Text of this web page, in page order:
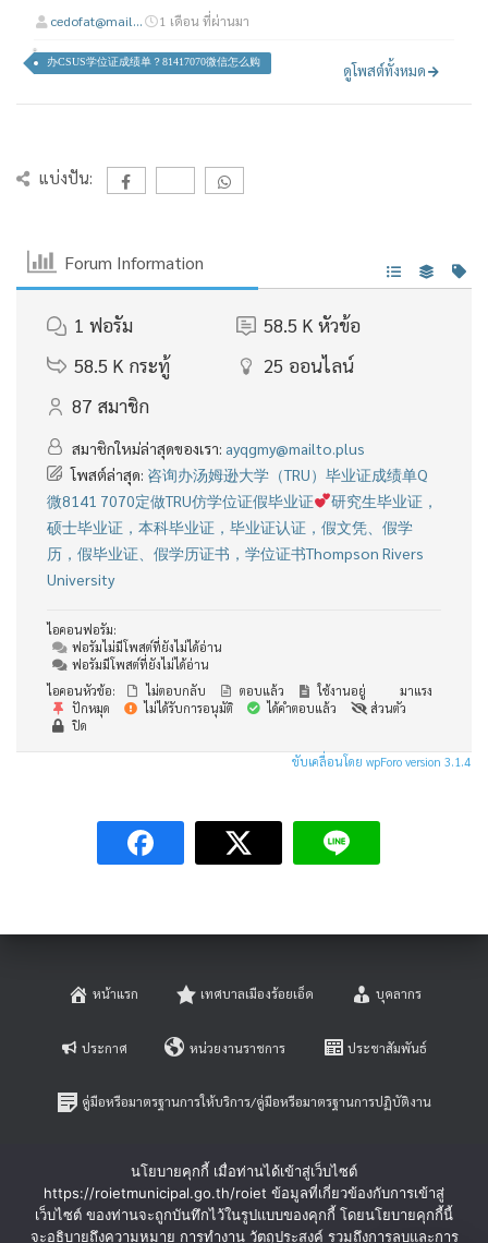
cedofat@mail... 1 เดือน ที่ผ่านมา
办CSUS学位证成绩单？81417070微信怎么购 ดูโพสต์ทั้งหมด
แบ่งปัน:
Forum Information
1 ฟอรัม 58.5 K หัวข้อ
58.5 K กระทู้ 25 ออนไลน์
87 สมาชิก
สมาชิกใหม่ล่าสุดของเรา: ayqgmy@mailto.plus
โพสต์ล่าสุด: 咨询办汤姆逊大学（TRU）毕业证成绩单Q
微8141 7070定做TRU仿学位证假毕业证
研究生毕业证，
硕士毕业证，本科毕业证，毕业证认证，假文凭、假学
历，假毕业证、假学历证书，学位证书Thompson Rivers
University
ไอคอนฟอรัม:
ฟอรัมไม่มีโพสต์ที่ยังไม่ได้อ่าน
ฟอรัมมีโพสต์ที่ยังไม่ได้อ่าน
ไอคอนหัวข้อ:
ไม่ตอบกลับ ตอบแล้ว ใช้งานอยู่
มาแรง
ปักหมุด
ไม่ได้รับการอนุมัติ ได้คำตอบแล้ว
ส่วนตัว
ปิด
ขับเคลื่อนโดย wpForo version 3.1.4
หน้าแรก เทศบาลเมืองร้อยเอ็ด บุคลากร
ประกาศ หน่วยงานราชการ ประชาสัมพันธ์
คู่มือหรือมาตรฐานการให้บริการ/คู่มือหรือมาตรฐานการปฏิบัติงาน
หลักเกณฑ์การบริหารและพัฒนาทรัพยากรบุคคล
นโยบายคุกกี้ เมื่อท่านได้เข้าสู่เว็บไซต์
https://roietmunicipal.go.th/roiet ข้อมูลที่เกี่ยวข้องกับการเข้าสู่
เว็บไซต์ ของท่านจะถูกบันทึกไว้ในรูปแบบของคุกกี้ โดยนโยบายคุกกี้นี้
จะอธิบายถึงความหมาย การทำงาน วัตถุประสงค์ รวมถึงการลบและการ